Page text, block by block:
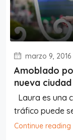
marzo 9, 2016
Amoblado
nueva
Laura es una
tráfico puede
Continue reading